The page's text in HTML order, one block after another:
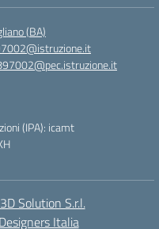
(BA)
(IPA): icamt
Solution S.r.l.
Italia